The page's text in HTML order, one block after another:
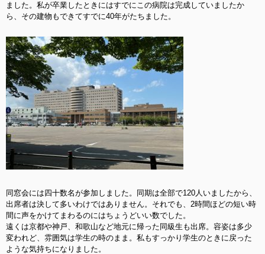
ました。私が卒業したときにはすでにこの病院は完成していましたか
ら、その建物もできてすでに40年がたちました。
同窓会には四十数名が参加しました。同期は全部で120人いましたから、
出席者は決して多いわけではありません。それでも、2時間ほどの短い時
間に声をかけてまわるのにはちょうどいい数でした。
遠くは京都や神戸、和歌山など地元に帰った同級生も出席。容姿は多少
変われど、雰囲気は学生の時のまま。私もすっかり学生のときに戻った
ような気持ちになりました。